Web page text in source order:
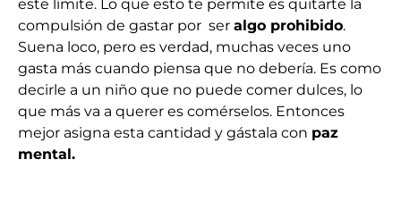
este límite. Lo que esto te permite es quitarte la
compulsión de gastar por ser algo prohibido.
Suena loco, pero es verdad, muchas veces uno
gasta más cuando piensa que no debería. Es como
decirle a un niño que no puede comer dulces, lo
que más va a querer es comérselos. Entonces
mejor asigna esta cantidad y gástala con paz
mental.